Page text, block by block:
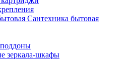
Сантехника бытовая
зеркала-шкафы